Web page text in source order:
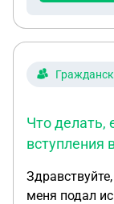
Что делать,
вступления
меня подал